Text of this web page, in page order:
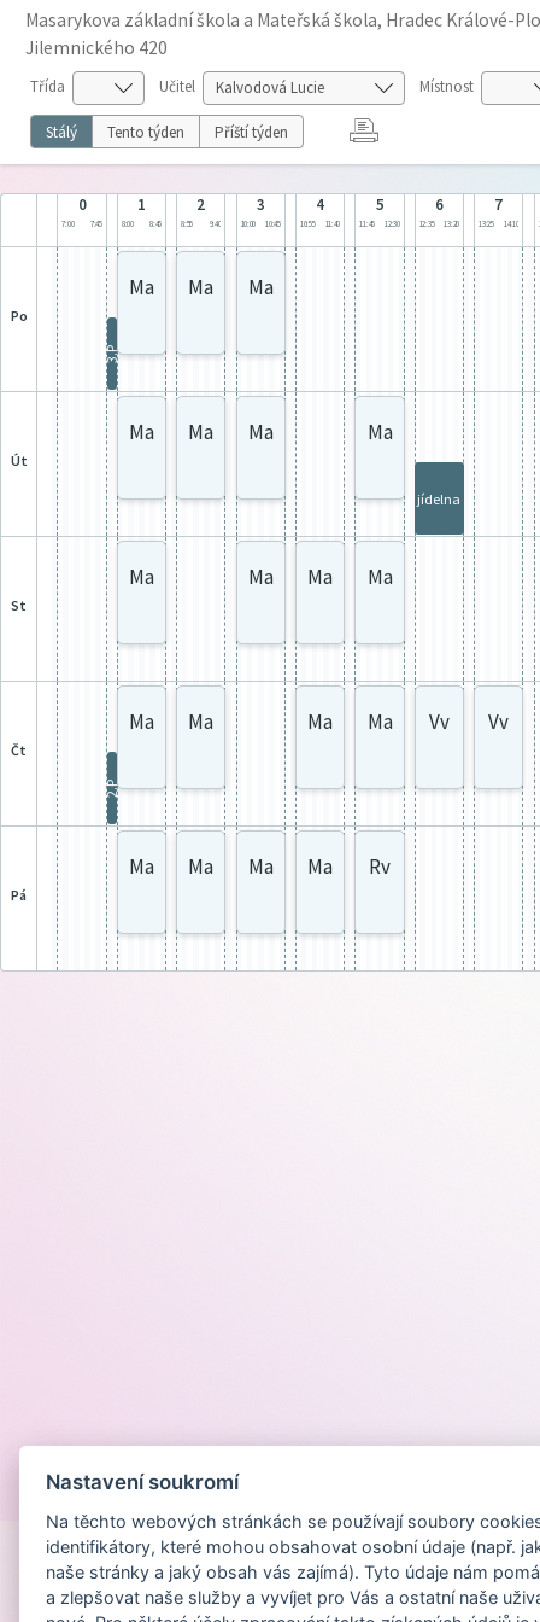
Masarykova základní škola a Mateřská škola, Hradec Králové-
Jilemnického 420
Třída Učitel Místnost
Stálý Tento týden Příští týden
0
7:00 7:45
1
8:00 8:45
2
8:55 9:40
3
10:00 10:45
4
10:55 11:40
5
11:45 12:30
6
12:35 13:20
7
13:25 14:10
po
Ma Ma Ma
3.P
út
Ma Ma Ma Ma
jídelna
st
Ma Ma Ma Ma
čt
Ma Ma Ma Ma Vv Vv
2.P
pá
Ma Ma Ma Ma Rv
Nastavení soukromí
Na těchto webových stránkách se používají soubory
identifikátory, které mohou obsahovat osobní údaje (např.
naše stránky a jaký obsah vás zajímá). Tyto údaje nám
a zlepšovat naše služby a vyvíjet pro Vás a ostatní naše